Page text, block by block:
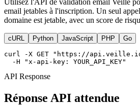
email jetables à l'inscription. Un seul
domaine est jetable, avec un score de
cURL Python JavaScript PHP Go
curl -X GET "https://api.veille.io/
  -H "x-api-key: YOUR_API_KEY"
API Response
Réponse API attendue